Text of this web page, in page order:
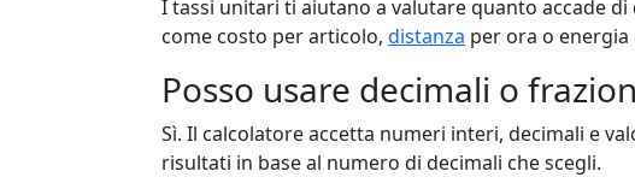
I tassi unitari ti aiutano a valutare quanto accade
come costo per articolo, distanza per ora o
Posso usare decimali o
Sì. Il calcolatore accetta numeri interi, decimali e
risultati in base al numero di decimali che scegli.